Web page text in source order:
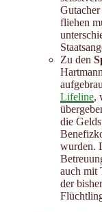
fliehen
Zu den
Lifeline,
die
wurden.
auch mit
der